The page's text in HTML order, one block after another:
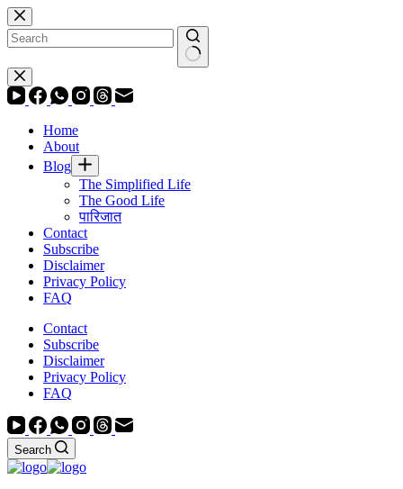
Skip
to
content
No
results
Home
About
Blog
The Simplified Life
The Good Life
पारिजात
Contact
Subscribe
Disclaimer
Privacy Policy
FAQ
Contact
Subscribe
Disclaimer
Privacy Policy
FAQ
Search